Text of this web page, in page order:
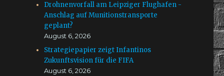
Drohnenvorfall am Leipziger Flughafen -
Anschlag auf Munitionstransporte
geplant?
August 6, 2026
Strategiepapier zeigt Infantinos
Zukunftsvision für die FIFA
August 6, 2026